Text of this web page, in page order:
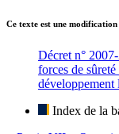
Ce texte est une
Décret n°
forces de
développement
Index de la